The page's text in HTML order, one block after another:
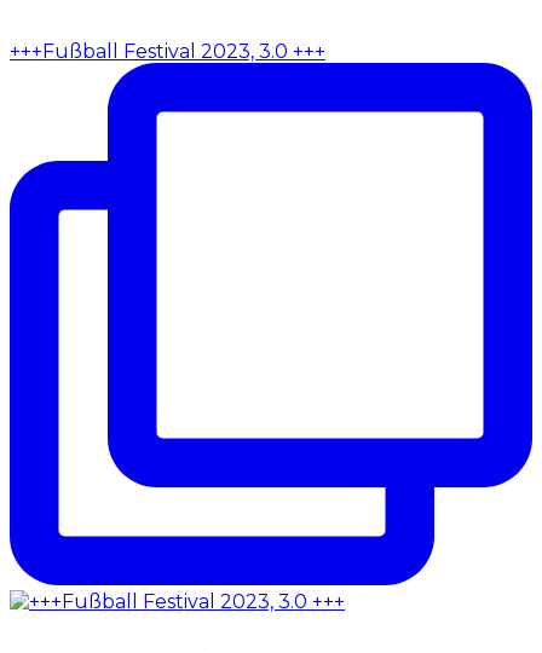
+++Fußball Festival 2023, 3.0 +++